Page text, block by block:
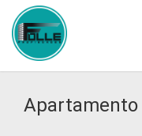
Apartamento